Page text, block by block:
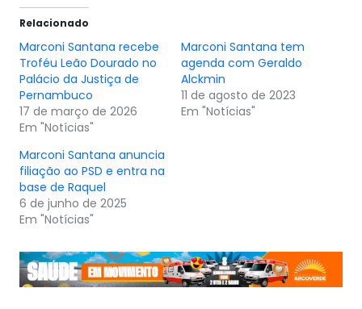
Relacionado
Marconi Santana recebe
Troféu Leão Dourado no
Palácio da Justiça de
Pernambuco
17 de março de 2026
Em "Notícias"
Marconi Santana tem
agenda com Geraldo
Alckmin
11 de agosto de 2023
Em "Notícias"
Marconi Santana anuncia
filiação ao PSD e entra na
base de Raquel
6 de junho de 2025
Em "Notícias"